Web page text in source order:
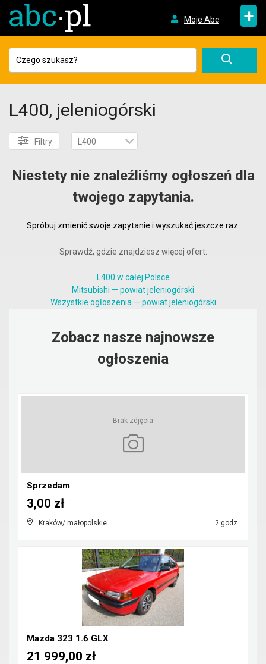
Moje Abc +
L400, jeleniogórski
Filtry L400
Niestety nie znaleźliśmy ogłoszeń dla
twojego zapytania.
Spróbuj zmienić swoje zapytanie i wyszukać jeszcze raz.
Sprawdź, gdzie znajdziesz więcej ofert:
L400 w całej Polsce
Mitsubishi — powiat jeleniogórski
Wszystkie ogłoszenia — powiat jeleniogórski
Zobacz nasze najnowsze
ogłoszenia
Brak zdjęcia
Sprzedam
Kraków/ małopolskie 2 godz.
3,00 zł
Mazda 323 1.6 GLX
21 999,00 zł